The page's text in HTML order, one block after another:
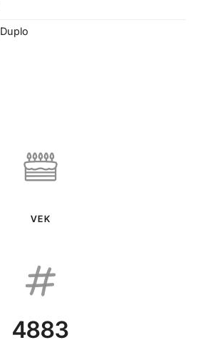
Duplo
VEK
4883